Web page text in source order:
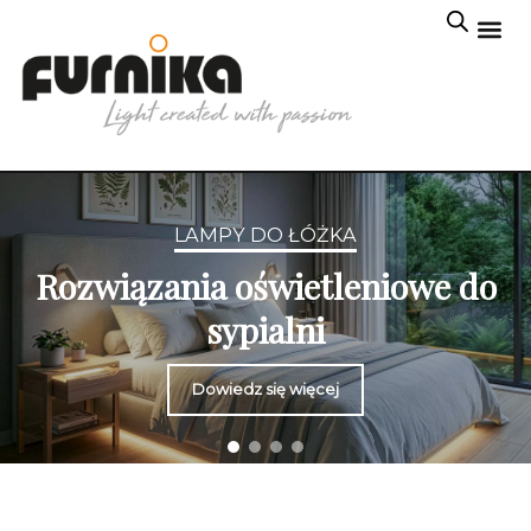
LAMPY DO ŁÓŻKA
Rozwiązania oświetleniowe do
sypialni
Dowiedz się więcej